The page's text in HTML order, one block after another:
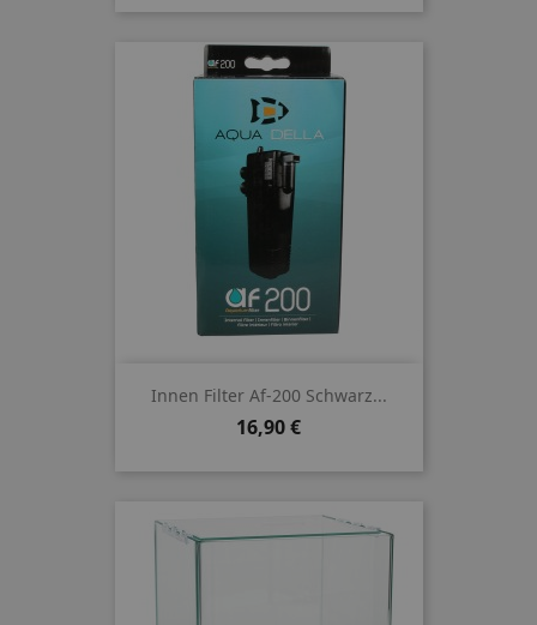
Innen Filter Af-200 Schwarz...
Preis
16,90 €